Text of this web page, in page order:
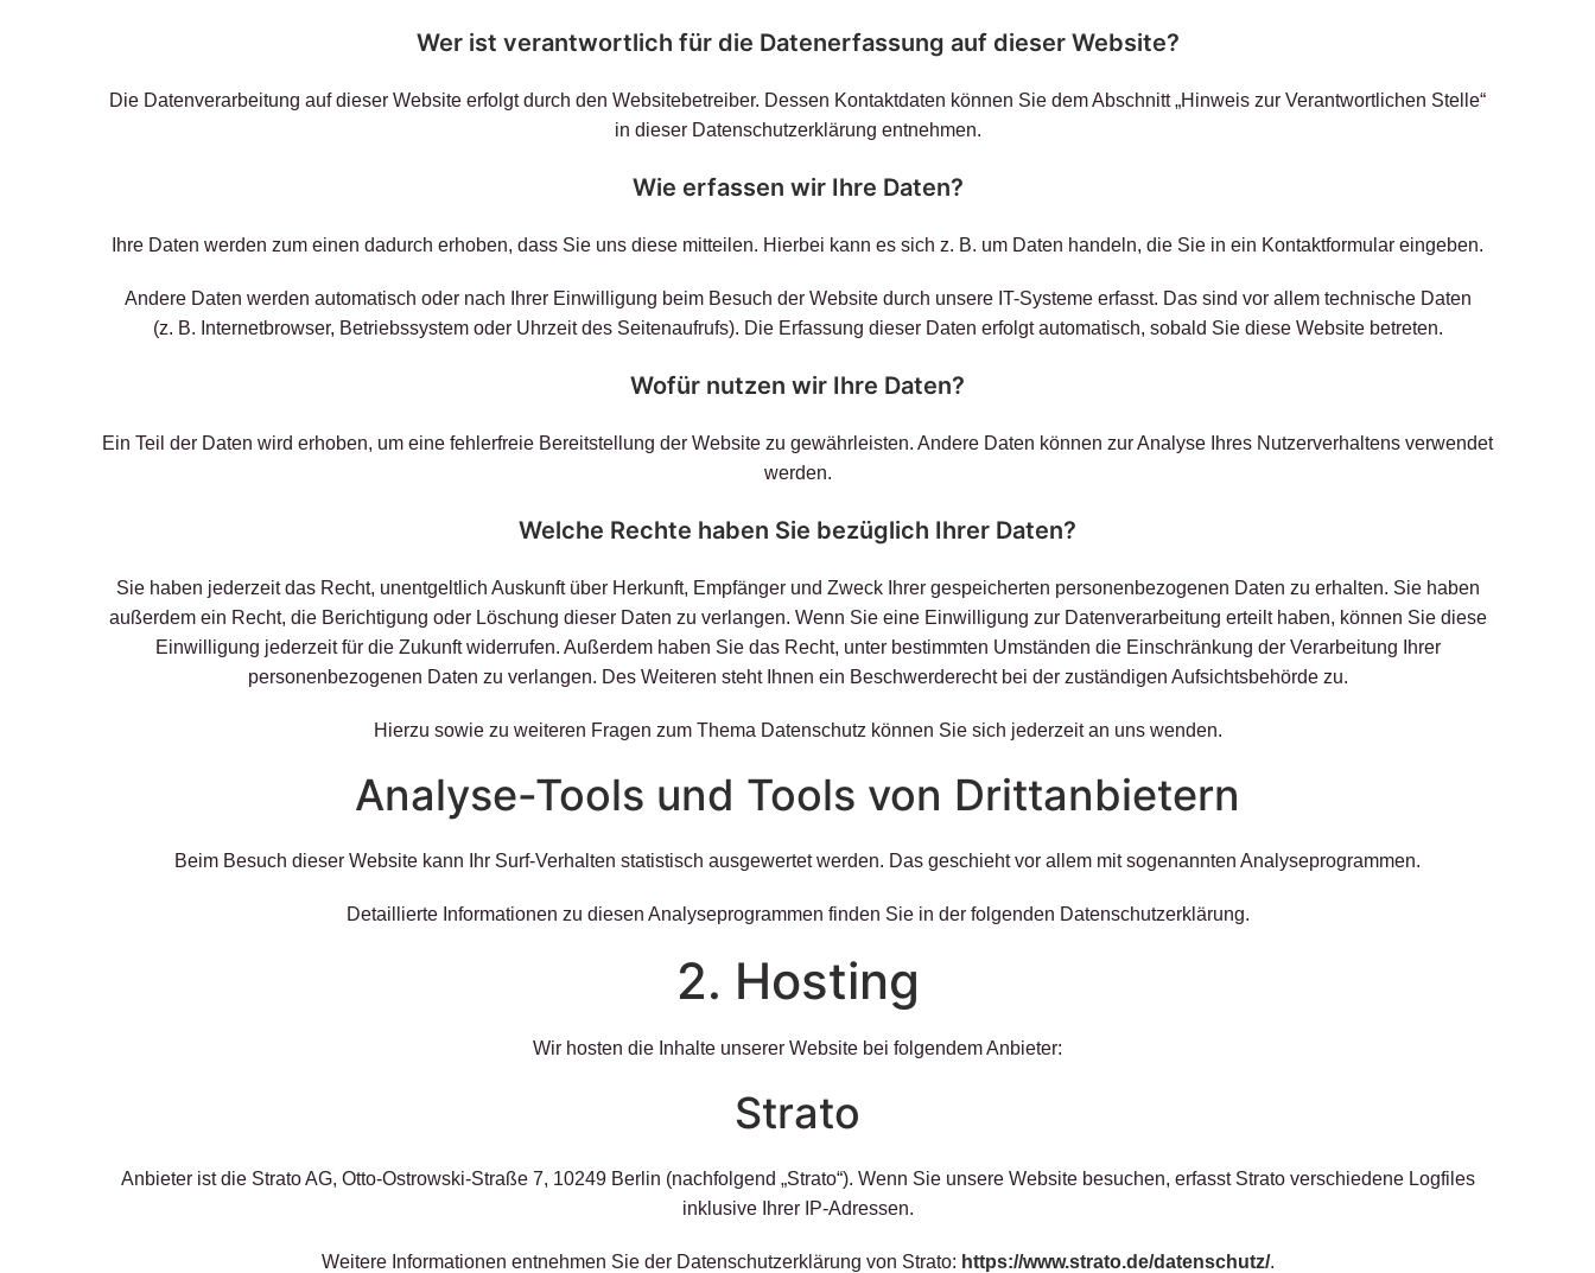
Wer ist verantwortlich für die Datenerfassung auf dieser Website?
Die Datenverarbeitung auf dieser Website erfolgt durch den Websitebetreiber. Dessen Kontaktdaten können Sie dem Abschnitt „Hinweis zur Verantwortlichen Stelle“
in dieser Datenschutzerklärung entnehmen.
Wie erfassen wir Ihre Daten?
Ihre Daten werden zum einen dadurch erhoben, dass Sie uns diese mitteilen. Hierbei kann es sich z. B. um Daten handeln, die Sie in ein Kontaktformular eingeben.
Andere Daten werden automatisch oder nach Ihrer Einwilligung beim Besuch der Website durch unsere IT-Systeme erfasst. Das sind vor allem technische Daten
(z. B. Internetbrowser, Betriebssystem oder Uhrzeit des Seitenaufrufs). Die Erfassung dieser Daten erfolgt automatisch, sobald Sie diese Website betreten.
Wofür nutzen wir Ihre Daten?
Ein Teil der Daten wird erhoben, um eine fehlerfreie Bereitstellung der Website zu gewährleisten. Andere Daten können zur Analyse Ihres Nutzerverhaltens verwendet
werden.
Welche Rechte haben Sie bezüglich Ihrer Daten?
Sie haben jederzeit das Recht, unentgeltlich Auskunft über Herkunft, Empfänger und Zweck Ihrer gespeicherten personenbezogenen Daten zu erhalten. Sie haben
außerdem ein Recht, die Berichtigung oder Löschung dieser Daten zu verlangen. Wenn Sie eine Einwilligung zur Datenverarbeitung erteilt haben, können Sie diese
Einwilligung jederzeit für die Zukunft widerrufen. Außerdem haben Sie das Recht, unter bestimmten Umständen die Einschränkung der Verarbeitung Ihrer
personenbezogenen Daten zu verlangen. Des Weiteren steht Ihnen ein Beschwerderecht bei der zuständigen Aufsichtsbehörde zu.
Hierzu sowie zu weiteren Fragen zum Thema Datenschutz können Sie sich jederzeit an uns wenden.
Analyse-Tools und Tools von Dritt­anbietern
Beim Besuch dieser Website kann Ihr Surf-Verhalten statistisch ausgewertet werden. Das geschieht vor allem mit sogenannten Analyseprogrammen.
Detaillierte Informationen zu diesen Analyseprogrammen finden Sie in der folgenden Datenschutzerklärung.
2. Hosting
Wir hosten die Inhalte unserer Website bei folgendem Anbieter:
Strato
Anbieter ist die Strato AG, Otto-Ostrowski-Straße 7, 10249 Berlin (nachfolgend „Strato“). Wenn Sie unsere Website besuchen, erfasst Strato verschiedene Logfiles
inklusive Ihrer IP-Adressen.
Weitere Informationen entnehmen Sie der Datenschutzerklärung von Strato: https://www.strato.de/datenschutz/.